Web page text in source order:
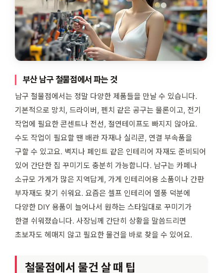
부산 남구 철물점에서 파는 것
남구 철물점에서는 정말 다양한 제품들을 만날 수 있습니다.
기본적으로 망치, 드라이버, 펜치 같은 공구는 물론이고, 전기
작업에 필요한 콘센트나 전선, 절연테이프도 빠지지 않아요.
수도 작업이 필요할 땐 배관 자재나 실리콘, 연결 부속품을
구할 수 있고요. 벽지나 페인트 같은 인테리어 자재도 준비되어
있어 간단한 집 꾸미기도 충분히 가능합니다. 남구는 카페나
소규모 가게가 많은 지역답게, 가게 인테리어용 소품이나 간판
부자재도 찾기 쉬워요. 요즘은 셀프 인테리어 열풍 덕분에
다양한 DIY 용품이 늘어나서 원하는 스타일대로 꾸미기가
한결 쉬워졌습니다. 사장님께 간단히 상황을 말씀드리면
초보자도 헤매지 않고 필요한 물건을 바로 찾을 수 있어요.
철물점에서 물건 살 때 팁